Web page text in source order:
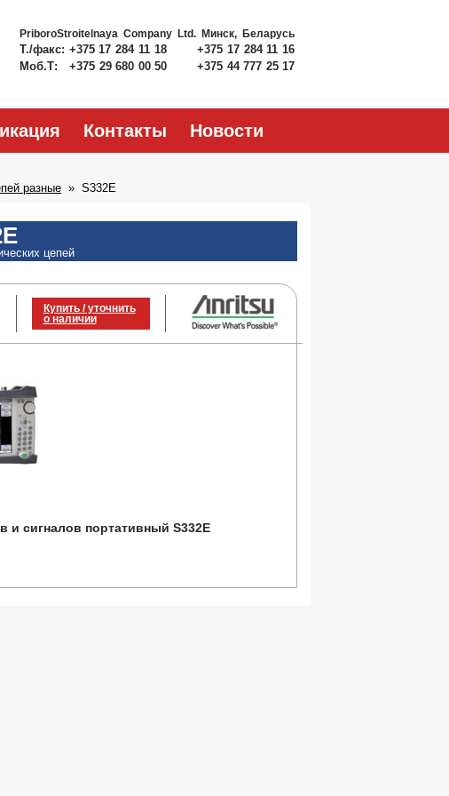
PriboroStroitelnaya Company Ltd. Минск, Беларусь
Т./факс: +375 17 284 11 18
+375 17 284 11 16
Моб.Т:
+375 29 680 00 50 +375 44 777 25 17
Контакты Новости
разные S332E
цепей
Купить / уточнить
о наличии
и сигналов портативный S332E